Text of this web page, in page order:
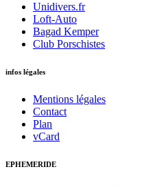
Unidivers.fr
Loft-Auto
Bagad Kemper
Club Porschistes
infos légales
Mentions légales
Contact
Plan
vCard
EPHEMERIDE